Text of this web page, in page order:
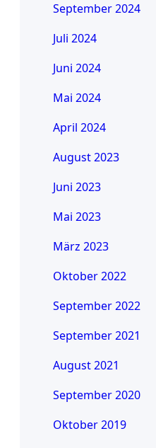
September 2024
Juli 2024
Juni 2024
Mai 2024
April 2024
August 2023
Juni 2023
Mai 2023
März 2023
Oktober 2022
September 2022
September 2021
August 2021
September 2020
Oktober 2019